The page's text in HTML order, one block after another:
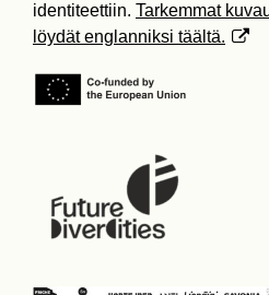
identiteettiin. Tarkemmat
löydät englanniksi täältä.